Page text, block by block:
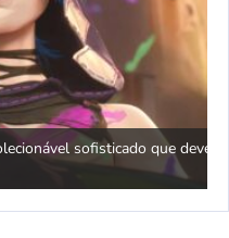
sofisticado que deve